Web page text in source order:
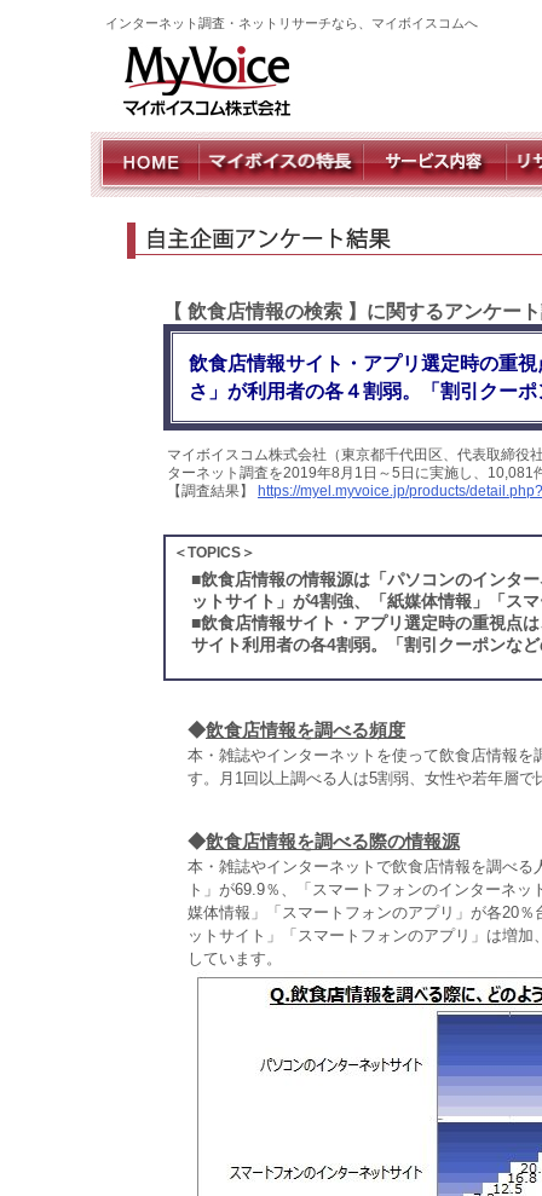
インターネット調査・ネットリサーチなら、マイボイスコムへ
【 飲食店情報の検索 】に関するアンケー
飲食店情報サイト・アプリ選定時の重
さ」が利用者の各４割弱。「割引クー
マイボイスコム株式会社（東京都千代田区、代表取締
ターネット調査を2019年8月1日～5日に実施し、
【調査結果】
https://myel.myvoice.jp/products/
＜TOPICS＞
■飲食店情報の情報源は「パソコンのインタ
ットサイト」が4割強、「紙媒体情報」「ス
■飲食店情報サイト・アプリ選定時の重視点
サイト利用者の各4割弱。「割引クーポンな
◆飲食店情報を調べる頻度
本・雑誌やインターネットを使って飲食店情報
す。月1回以上調べる人は5割弱、女性や若年層
◆飲食店情報を調べる際の情報源
本・雑誌やインターネットで飲食店情報を調べ
ト」が69.9％、「スマートフォンのインターネ
媒体情報」「スマートフォンのアプリ」が各20
ットサイト」「スマートフォンのアプリ」は増
しています。